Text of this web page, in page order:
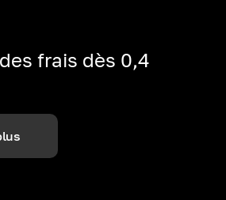
frais dès 0,4